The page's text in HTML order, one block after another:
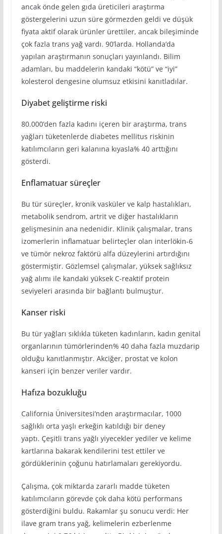
ancak önde gelen gıda üreticileri araştırma
göstergelerini uzun süre görmezden geldi ve düşük
fiyata aktif olarak ürünler ürettiler, ancak bileşiminde
çok fazla trans yağ vardı. 90’larda. Hollanda’da
yapılan araştırmanın sonuçları yayınlandı. Bilim
adamları, bu maddelerin kandaki “kötü” ve “iyi”
kolesterol dengesine olumsuz etkisini kanıtladılar.
Diyabet geliştirme riski
80.000’den fazla kadını içeren bir araştırma, trans
yağları tüketenlerde diabetes mellitus riskinin
katılımcıların geri kalanına kıyasla% 40 arttığını
gösterdi.
Enflamatuar süreçler
Bu tür süreçler, kronik vasküler ve kalp hastalıkları,
metabolik sendrom, artrit ve diğer hastalıkların
gelişmesinin ana nedenidir. Klinik çalışmalar, trans
izomerlerin inflamatuar belirteçler olan interlökin-6
ve tümör nekroz faktörü alfa düzeylerini artırdığını
göstermiştir. Gözlemsel çalışmalar, yüksek sağlıksız
yağ alımı ile kandaki yüksek C-reaktif protein
seviyeleri arasında bir bağlantı bulmuştur.
Kanser riski
Bu tür yağları sıklıkla tüketen kadınların, kadın genital
organlarının tümörlerinden% 40 daha fazla muzdarip
olduğu kanıtlanmıştır. Akciğer, prostat ve kolon
kanseri için benzer veriler vardır.
Hafıza bozukluğu
California Üniversitesi’nden araştırmacılar, 1000
sağlıklı orta yaşlı erkeğin katıldığı bir deney
yaptı. Çeşitli trans yağlı yiyecekler yediler ve kelime
kartlarına bakarak kendilerini test ettiler ve
gördüklerinin çoğunu hatırlamaları gerekiyordu.
Çalışma, çok miktarda zararlı madde tüketen
katılımcıların görevde çok daha kötü performans
gösterdiğini buldu. Rakamlar şu sonucu verdi: Her
ilave gram trans yağ, kelimelerin ezberlenme